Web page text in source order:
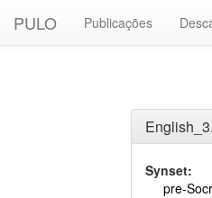
PULO Publicações
Synset:
pre-